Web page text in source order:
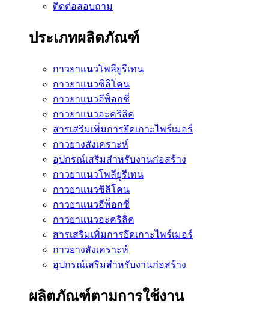
ติดต่อสอบถาม
ประเภทผลิตภัณฑ์
กาวยาแนวโพลียูรีเทน
กาวยาแนวซิลิโคน
กาวยาแนวอีพ็อกซี่
กาวยาแนวอะคริลิค
สารเสริมเพิ่มการยึดเกาะไพร์เมอร์
กาวยางสังเคราะห์
อุปกรณ์เสริมสำหรับงานก่อสร้าง
กาวยาแนวโพลียูรีเทน
กาวยาแนวซิลิโคน
กาวยาแนวอีพ็อกซี่
กาวยาแนวอะคริลิค
สารเสริมเพิ่มการยึดเกาะไพร์เมอร์
กาวยางสังเคราะห์
อุปกรณ์เสริมสำหรับงานก่อสร้าง
ผลิตภัณฑ์ตามการใช้งาน